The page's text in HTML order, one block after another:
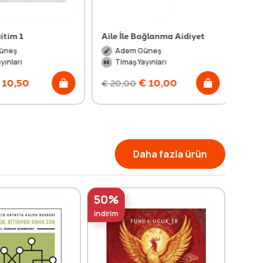
1 Aile İle Bağlanma Aidiyet
Adem Güneş
Timaş Yayınları
€20,00 €10,00
Daha fazla ürün
50%
indirim